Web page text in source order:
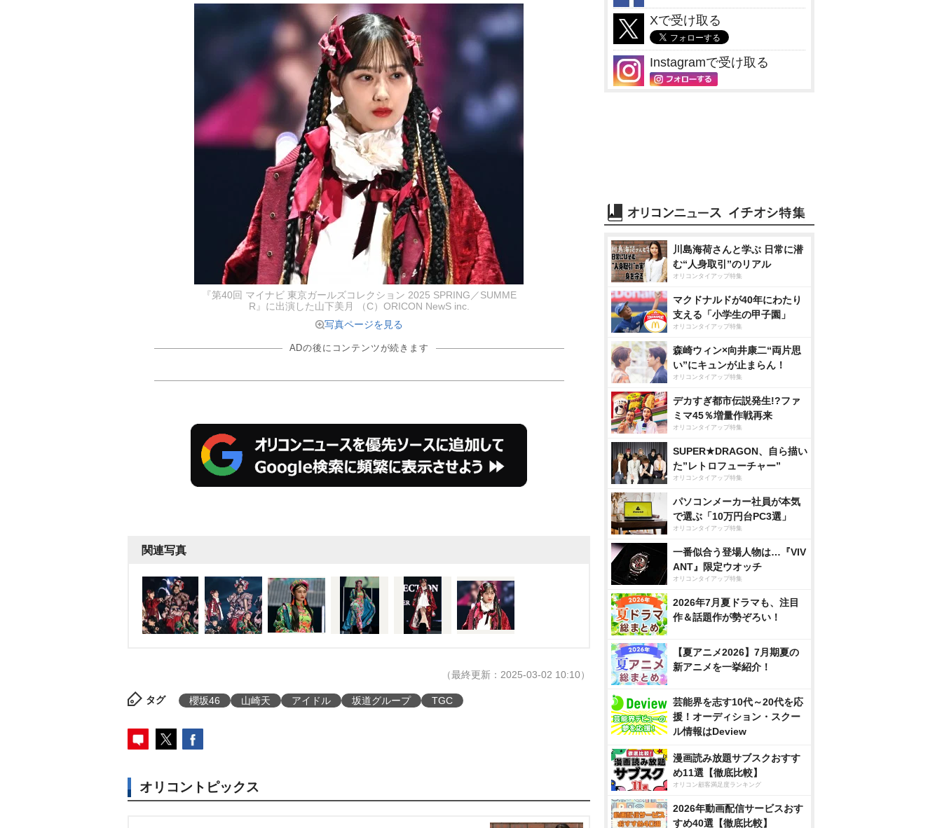
『第40回 マイナビ 東京ガールズコレクション 2025 SPRING／SUMME
R』に出演した山下美月 （C）ORICON NewS inc.
写真ページを見る
ADの後にコンテンツが続きます
関連写真
（最終更新：2025-03-02 10:10）
タグ 櫻坂46 山崎天 アイドル 坂道グループ TGC
オリコントピックス
Xで受け取る
Instagramで受け取る
川島海荷さんと学ぶ 日常に潜
む“人身取引”のリアル
オリコンタイアップ特集
マクドナルドが40年にわたり
支える「小学生の甲子園」
オリコンタイアップ特集
森崎ウィン×向井康二“両片思
い”にキュンが止まらん！
オリコンタイアップ特集
デカすぎ都市伝説発生!?ファ
ミマ45％増量作戦再来
オリコンタイアップ特集
SUPER★DRAGON、自ら描い
た”レトロフューチャー”
オリコンタイアップ特集
パソコンメーカー社員が本気
で選ぶ「10万円台PC3選」
オリコンタイアップ特集
一番似合う登場人物は…『VIV
ANT』限定ウオッチ
オリコンタイアップ特集
2026年7月夏ドラマも、注目
作＆話題作が勢ぞろい！
【夏アニメ2026】7月期夏の
新アニメを一挙紹介！
芸能界を志す10代～20代を応
援！オーディション・スクー
ル情報はDeview
漫画読み放題サブスクおすす
め11選【徹底比較】
オリコン顧客満足度ランキング
2026年動画配信サービスおす
すめ40選【徹底比較】